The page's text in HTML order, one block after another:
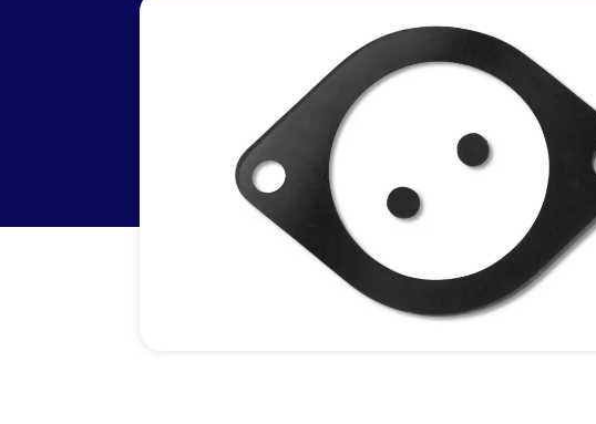
Anti-Rutsch-Matten